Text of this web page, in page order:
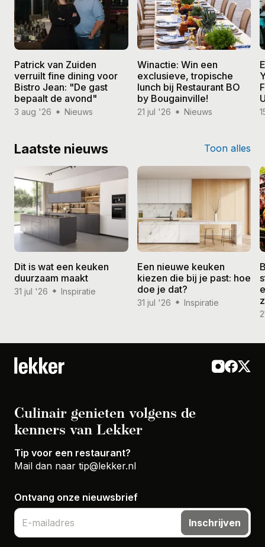
Patrick van Zuiden
verruilt fine dining voor
Bistro Jean: "De gast
bepaalt de avond"
3 aug '26 Nieuws
Winactie: Win een
exclusieve, tropische
lunch bij Restaurant BO
by Bougainville!
21 jul '26 Nieuws
Laatste nieuws Toon alles
Dit is wat een keuken
duurzaam maakt
31 jul '26 Inspiratie
Een nieuwe keuken
kiezen die bij je past: hoe
doe je dat?
31 jul '26 Inspiratie
Culinair genieten volgens de
kenners van Lekker
Tip voor een restaurant?
Mail dan naar tip@lekker.nl
Ontvang onze nieuwsbrief
Inschrijven